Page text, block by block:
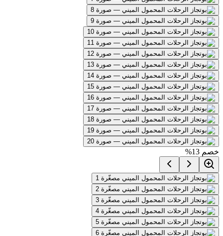
خصم 13
%